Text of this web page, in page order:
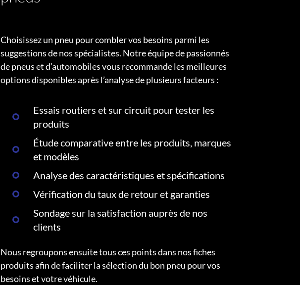
Choisissez un pneu pour combler vos besoins parmi les
suggestions de nos spécialistes. Notre équipe de passionnés
de pneus et d’automobiles vous recommande les meilleures
options disponibles après l’analyse de plusieurs facteurs :
Essais routiers et sur circuit pour tester les
produits
Étude comparative entre les produits, marques
et modèles
Analyse des caractéristiques et spécifications
Vérification du taux de retour et garanties
Sondage sur la satisfaction auprès de nos
clients
Nous regroupons ensuite tous ces points dans nos fiches
produits afin de faciliter la sélection du bon pneu pour vos
besoins et votre véhicule.